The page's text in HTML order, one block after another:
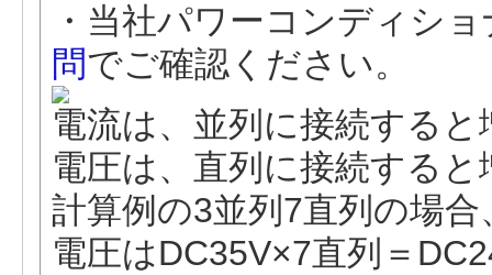
・当社パワーコンディシ
問でご確認ください。
電流は、並列に接続する
電圧は、直列に接続する
計算例の3並列7直列の場
電圧はDC35V×7直列＝